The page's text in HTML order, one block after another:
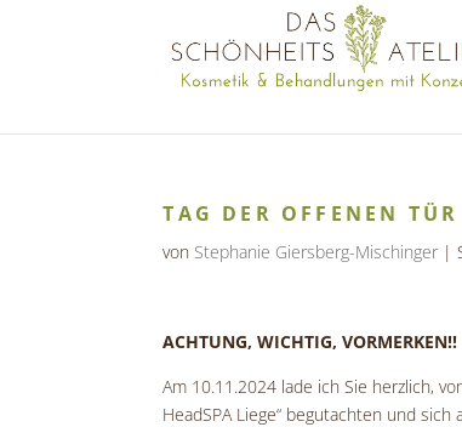
TAG DER OFFENEN
von Stephanie Giersberg-Mischinger |
ACHTUNG, WICHTIG, VORMERKEN!!
Am 10.11.2024 lade ich Sie herzlich,
HeadSPA Liege“ begutachten und